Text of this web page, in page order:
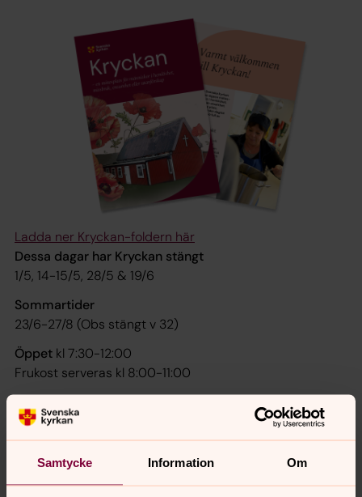
Samtycke Information Om
Ladda ner Kryckan-foldern här
Dessa dagar har Kryckan stängt
1/5, 14-15/5, 28/5 & 19/6
Sommartider
23/6-27/8 (Obs stängt v 32)
Öppet kl 7:30-12:00
Frukost serveras kl 8:00-11:00
28/8 firar vi Kryckans 20-års dag. Mer information